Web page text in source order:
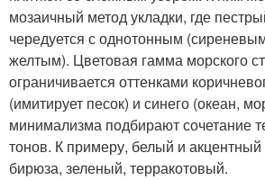
мозаичный метод укладки, где
чередуется с однотонным
желтым). Цветовая гамма морского
ограничивается оттенками
(имитирует песок) и синего (океан,
минимализма подбирают сочетание
тонов. К примеру, белый и
бирюза, зеленый, терракотовый.